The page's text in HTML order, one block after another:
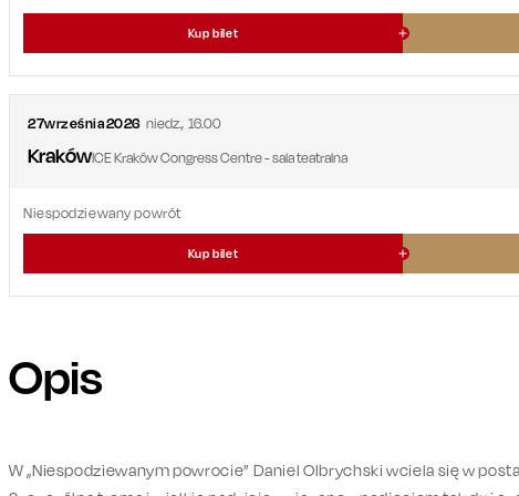
Kup bilet
27września2026 niedz., 16.00
KrakówICE Kraków Congress Centre - sala teatralna
Niespodziewany powrót
Kup bilet
Opis
W „Niespodziewanym powrocie” Daniel Olbrychski wciela się w